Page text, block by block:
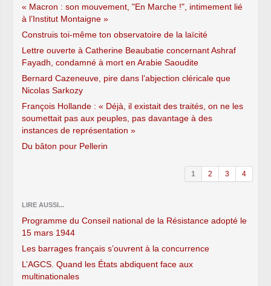
« Macron : son mouvement, "En Marche !", intimement lié
à l’Institut Montaigne »
Construis toi-même ton observatoire de la laïcité
Lettre ouverte à Catherine Beaubatie concernant Ashraf
Fayadh, condamné à mort en Arabie Saoudite
Bernard Cazeneuve, pire dans l’abjection cléricale que
Nicolas Sarkozy
François Hollande : « Déjà, il existait des traités, on ne les
soumettait pas aux peuples, pas davantage à des
instances de représentation »
Du bâton pour Pellerin
1 2 3 4
LIRE AUSSI...
Programme du Conseil national de la Résistance adopté le
15 mars 1944
Les barrages français s’ouvrent à la concurrence
L’AGCS. Quand les États abdiquent face aux
multinationales